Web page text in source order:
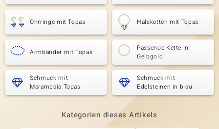
Ohrringe mit Topas Halsketten mit Topas
Armbänder mit Topas
Passende Kette in
Gelbgold
Schmuck mit
Marambaia-Topas
Schmuck mit
Edelsteinen in blau
Kategorien dieses Artikels